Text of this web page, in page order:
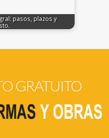
pasos, plazos y
GRATUITO